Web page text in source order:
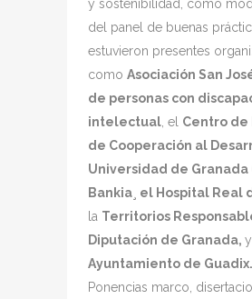
y sostenibilidad, como
del panel de buenas
estuvieron presentes
como Asociación San
de personas con
intelectual , el Centro de
de Cooperación al
Universidad de Granada
Bankia¸ el Hospital Real
la Territorios
Diputación de Granada,
Ayuntamiento de Guadix.
Ponencias marco,